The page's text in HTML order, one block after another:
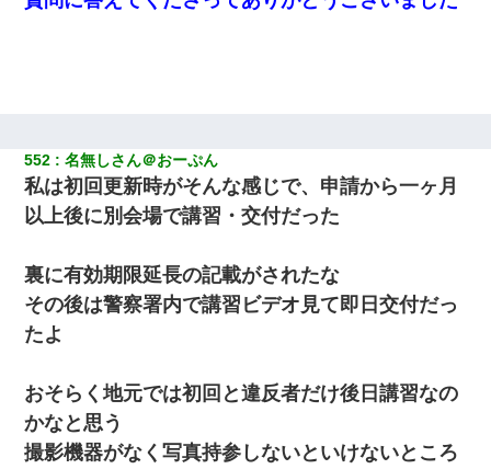
552 名無しさん＠おーぷん
私は初回更新時がそんな感じで、申請から一ヶ月
以上後に別会場で講習・交付だった
裏に有効期限延長の記載がされたな
その後は警察署内で講習ビデオ見て即日交付だっ
たよ
おそらく地元では初回と違反者だけ後日講習なの
かなと思う
撮影機器がなく写真持参しないといけないところ